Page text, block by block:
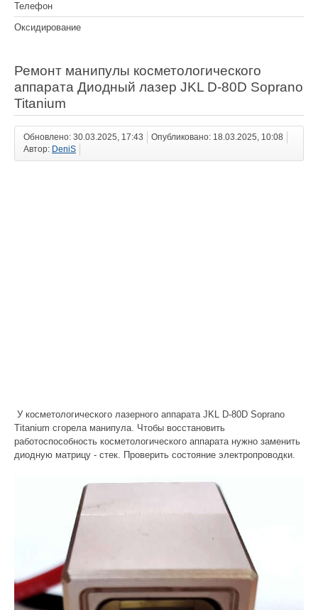
Телефон
Оксидирование
Ремонт манипулы косметологического
аппарата Диодный лазер JKL D-80D Soprano
Titanium
Обновлено: 30.03.2025, 17:43
Опубликовано: 18.03.2025, 10:08
Автор: DeniS
У косметологического лазерного аппарата JKL D-80D Soprano
Titanium сгорела манипула. Чтобы восстановить
работоспособность косметологического аппарата нужно заменить
диодную матрицу - стек. Проверить состояние электропроводки.